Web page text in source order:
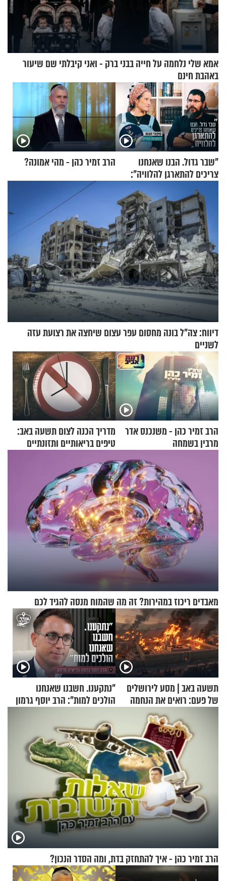
אמא שלי נלחמה על חייה בבני ברק - ואני קיבלתי שם שיעור
באהבת חינם
"שבר גדול. הבנו שאנחנו
צריכים להתארגן להלוויה":
זוגיות במבחן, הפעם עם מרים
וגד דנינו
הרב זמיר כהן - מהי אמונה?
דיווח: צה"ל בונה מחסום עפר עצום שיחצה את רצועת עזה
לשניים
הרב זמיר כהן - משנכנס אדר
מרבין בשמחה
מדריך הכנה לצום תשעה באב:
טיפים בריאותיים ותזונתיים
מאבדים ריכוז במהירות? זה מה שהמוח מנסה להגיד לכם
תשעה באב | מסע לירושלים
של פעם: רואים את הנחמה
"נתקענו. חשבנו שאנחנו
הולכים למות": הרב יוסף גרמון
הרב זמיר כהן - איך להתחזק בדת, ומה הסדר הנכון?